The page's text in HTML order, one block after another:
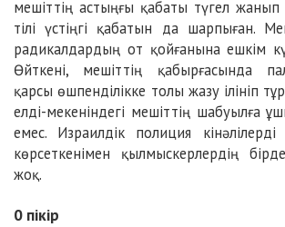
мешіттің астыңғы қабаты түгел жанып
тілі үстіңгі қабатын да шарпыған.
радикалдардың от қойғанына ешкім
Өйткені, мешіттің қабырғасында
қарсы өшпенділікке толы жазу ілініп
елді-мекеніндегі мешіттің шабуылға
емес. Израилдік полиция кінәлілерді
көрсеткенімен қылмыскерлердің
жоқ.
0 пікір